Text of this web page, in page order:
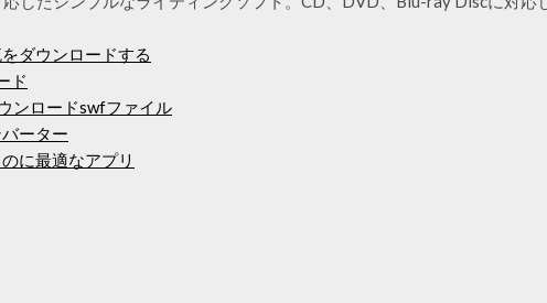
ダウンロードする
ド
ンロードswfファイル
ーター
に最適なアプリ